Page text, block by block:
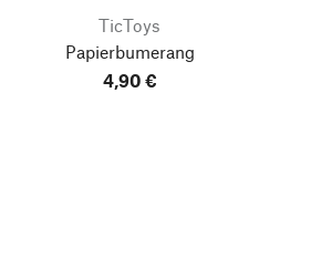
TicToys
Papierbumerang
4,90 €